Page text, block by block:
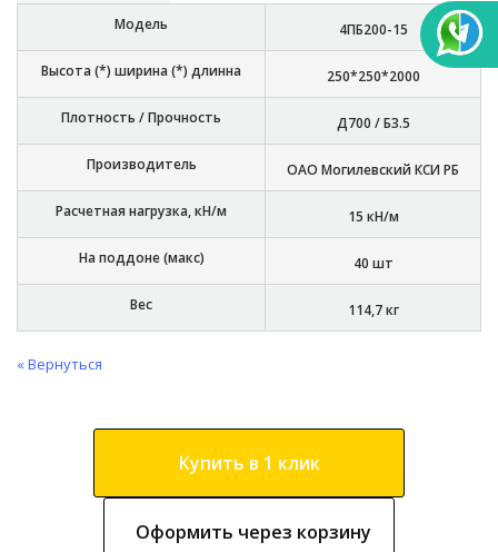
Модель 4ПБ200-15
Высота (*) ширина (*) длинна 250*250*2000
Плотность / Прочность Д700 / Б3.5
Производитель ОАО Могилевский КСИ РБ
Расчетная нагрузка, кН/м 15 кН/м
На поддоне (макс) 40 шт
Вес 114,7 кг
« Вернуться
Купить в 1 клик
Оформить через корзину